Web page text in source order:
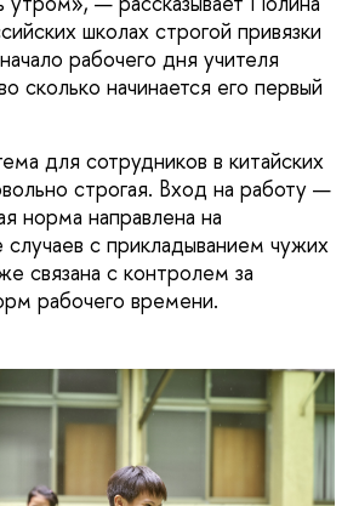
школах строгой привязки
рабочего дня учителя
сколько начинается его первый
для сотрудников в китайских
строгая. Вход на работу —
норма направлена на
с прикладыванием чужих
связана с контролем за
рабочего времени.